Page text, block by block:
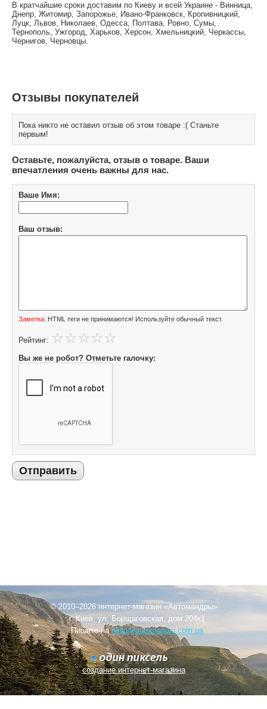
В кратчайшие сроки доставим по Киеву и всей Украине - Винница,
Днепр, Житомир, Запорожье, Ивано-Франковск, Кропивницкий,
Луцк, Львов, Николаев, Одесса, Полтава, Ровно, Сумы,
Тернополь, Ужгород, Харьков, Херсон, Хмельницкий, Черкассы,
Чернигов, Черновцы.
Отзывы покупателей
Пока никто не оставил отзыв об этом товаре :( Станьте
первым!
Оставьте, пожалуйста, отзыв о товаре. Ваши
впечатления очень важны для нас.
Ваше Имя:
Ваш отзыв:
Заметка: HTML теги не принимаются! Используйте обычный текст.
Рейтинг:
Вы же не робот? Отметьте галочку:
Отправить
© 2010–2026 интернет-магазин «Автомандры»
г. Киев, ул. Борщаговская, дом 204к1
Пишите наhello@automandry.com.ua
создание интернет-магазина